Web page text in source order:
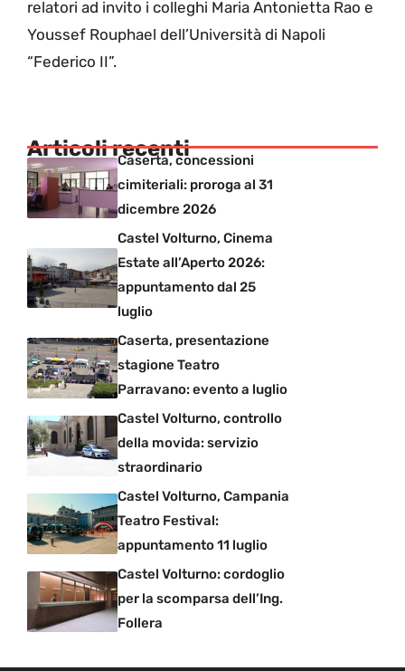
relatori ad invito i colleghi Maria Antonietta Rao e
Youssef Rouphael dell’Università di Napoli
“Federico II”.
Articoli recenti
Caserta, concessioni
cimiteriali: proroga al 31
dicembre 2026
Castel Volturno, Cinema
Estate all’Aperto 2026:
appuntamento dal 25
luglio
Caserta, presentazione
stagione Teatro
Parravano: evento a luglio
Castel Volturno, controllo
della movida: servizio
straordinario
Castel Volturno, Campania
Teatro Festival:
appuntamento 11 luglio
Castel Volturno: cordoglio
per la scomparsa dell’Ing.
Follera